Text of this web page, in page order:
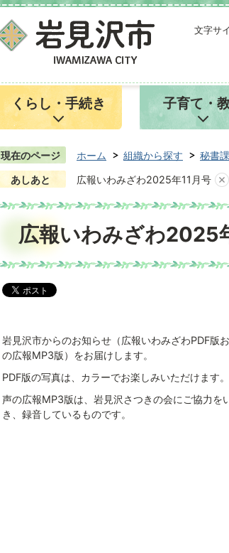
文字サ
くらし・手続き 子育て・
現在のページ ホーム 組織から探す 秘書課
あしあと
広報いわみざわ2025年11月号
広報いわみざわ2025
岩見沢市からのお知らせ（広報いわみざわPDF版
の広報MP3版）をお届けします。
PDF版の写真は、カラーでお楽しみいただけます。
声の広報MP3版は、岩見沢さつきの会にご協力を
き、録音しているものです。